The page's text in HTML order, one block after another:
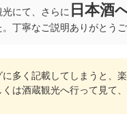
光にて、さらに 日本酒
。丁寧なご説明ありがとうご
に多く記載してしまうと、
くは酒蔵観光へ行って見て